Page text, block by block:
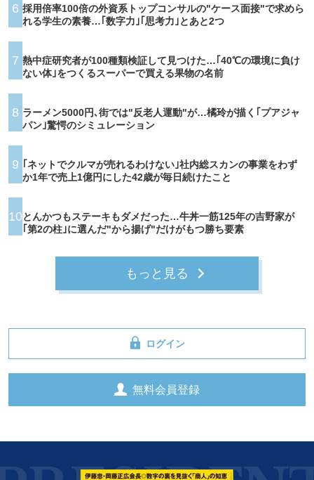
6 採用倍率100倍の外資系トップコンサルの"ケース面接"で求めら
れる学生の素養…｢数字力｣｢思考力｣とあと2つ
7 熱中症研究者が100種類検証して見つけた…｢40℃の環境に負け
ない体｣をつくるスーパーで買える果物の名前
8 ラーメン5000円､街では"反老人運動"が…橘玲が描く｢プアジャ
パン｣驚愕のシミュレーション
9
｢ネットでクルマが売れるわけない｣社内総スカンの事業をわず
か1年で売上1億円にした42歳が毎日続けたこと
10とんかつもステーキもダメだった…牛丼一筋125年の吉野家が
｢第2の柱｣に選んだ"から揚げ"だけがもつ勝ち要素
もっと見る
ログイン
無料会員登録